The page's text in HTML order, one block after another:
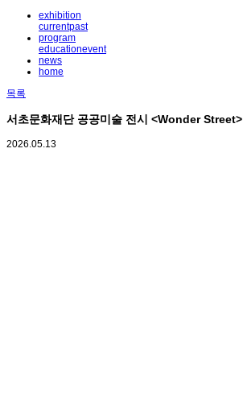
exhibition
currentpast
program
educationevent
news
home
목록
서초문화재단 공공미술 전시 <Wonder Street>
2026.05.13